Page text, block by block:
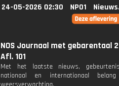
24-05-2026 02:30 NPO1
NOS Journaal met gebarentaal
Afl. 101
Met het laatste nieuws,
nationaal en internationaal